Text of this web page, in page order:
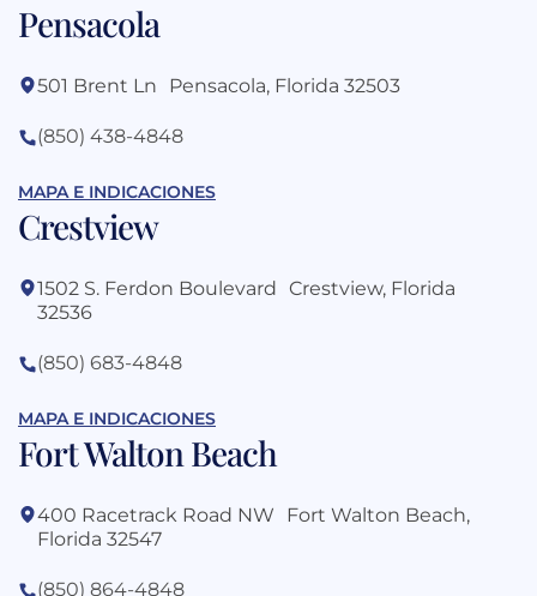
Pensacola
501 Brent Ln Pensacola, Florida 32503
(850) 438-4848
MAPA E INDICACIONES
Crestview
1502 S. Ferdon Boulevard Crestview, Florida
32536
(850) 683-4848
MAPA E INDICACIONES
Fort Walton Beach
400 Racetrack Road NW Fort Walton Beach,
Florida 32547
(850) 864-4848